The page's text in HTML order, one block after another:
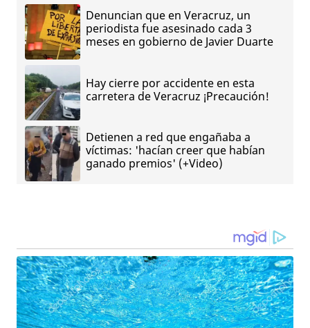
Denuncian que en Veracruz, un
periodista fue asesinado cada 3
meses en gobierno de Javier Duarte
Hay cierre por accidente en esta
carretera de Veracruz ¡Precaución!
Detienen a red que engañaba a
víctimas: 'hacían creer que habían
ganado premios' (+Video)